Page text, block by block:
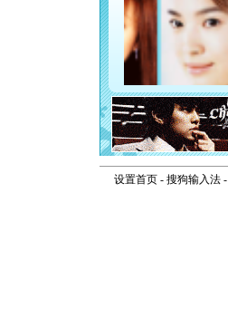
设置首页- 搜狗输入法-